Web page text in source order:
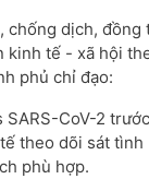
chống dịch,
tế - xã hội
phủ chỉ đạo:
CoV-2
theo dõi sát
phù hợp.